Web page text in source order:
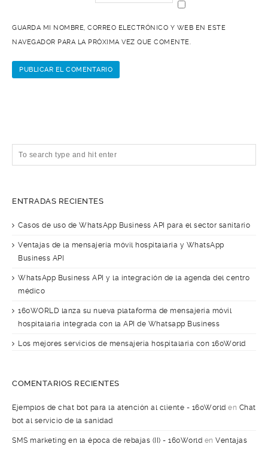
GUARDA MI NOMBRE, CORREO ELECTRÓNICO Y WEB EN ESTE
NAVEGADOR PARA LA PRÓXIMA VEZ QUE COMENTE.
ENTRADAS RECIENTES
Casos de uso de WhatsApp Business API para el sector sanitario
Ventajas de la mensajería móvil hospitalaria y WhatsApp
Business API
WhatsApp Business API y la integración de la agenda del centro
médico
160WORLD lanza su nueva plataforma de mensajería móvil
hospitalaria integrada con la API de Whatsapp Business
Los mejores servicios de mensajería hospitalaria con 160World
COMENTARIOS RECIENTES
Ejemplos de chat bot para la atención al cliente - 160World en Chat
bot al servicio de la sanidad
SMS marketing en la época de rebajas (II) - 160World en Ventajas